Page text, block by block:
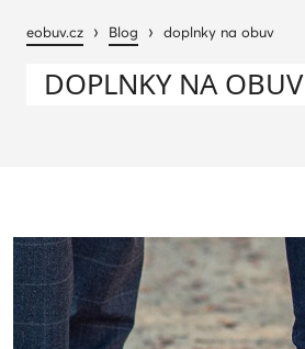
eobuv.cz › Blog › doplnky na obuv
DOPLNKY NA OBUV